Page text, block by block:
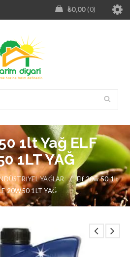
₺0,00 0
1lt Yağ ELF
1LT YAĞ
YAĞLAR /
Elf 20w 50 1lt
20W50 1LT YAĞ